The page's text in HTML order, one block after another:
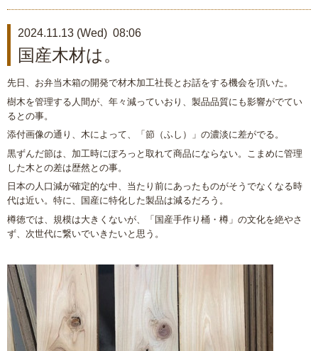
2024.11.13 (Wed) 08:06
国産木材は。
先日、お弁当木箱の開発で材木加工社長とお話をする機会を頂いた。
樹木を管理する人間が、年々減っていおり、製品品質にも影響がでてい
るとの事。
添付画像の通り、木によって、「節（ふし）」の濃淡に差がでる。
黒ずんだ節は、加工時にぽろっと取れて商品にならない。こまめに管理
した木との差は歴然との事。
日本の人口減が確定的な中、当たり前にあったものがそうでなくなる時
代は近い。特に、国産に特化した製品は減るだろう。
樽徳では、規模は大きくないが、「国産手作り桶・樽」の文化を絶やさ
ず、次世代に繋いでいきたいと思う。